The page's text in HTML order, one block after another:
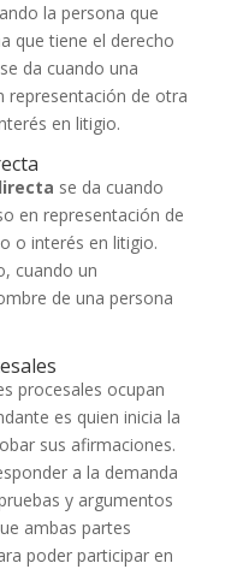
la persona que
que tiene el derecho
da cuando una
representación de otra
en litigio.
se da cuando
en representación de
o interés en litigio.
cuando un
de una persona
procesales ocupan
es quien inicia la
sus afirmaciones.
a la demanda
y argumentos
ambas partes
poder participar en